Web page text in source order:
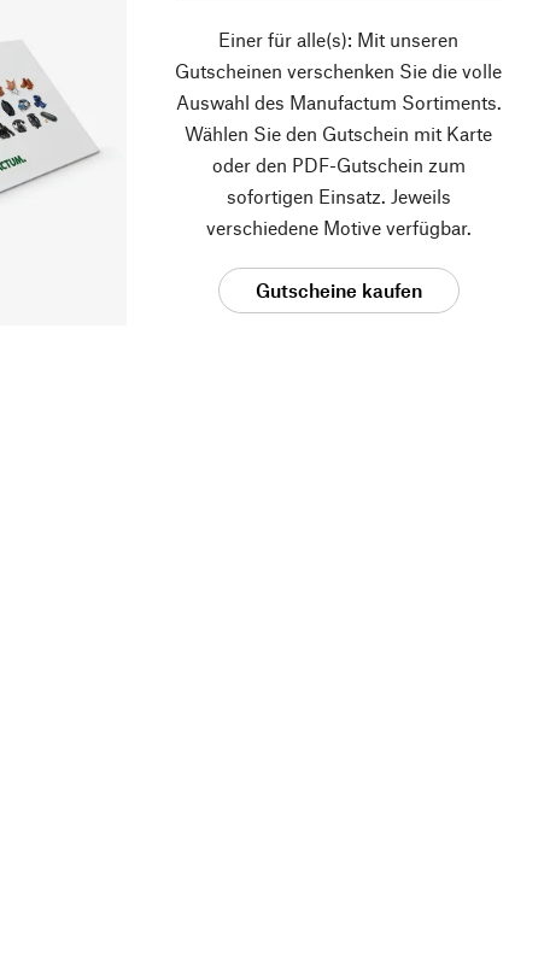
Einer für alle(s): Mit unseren
Gutscheinen verschenken Sie die volle
Auswahl des Manufactum Sortiments.
Wählen Sie den Gutschein mit Karte
oder den PDF-Gutschein zum
sofortigen Einsatz. Jeweils
verschiedene Motive verfügbar.
Gutscheine kaufen